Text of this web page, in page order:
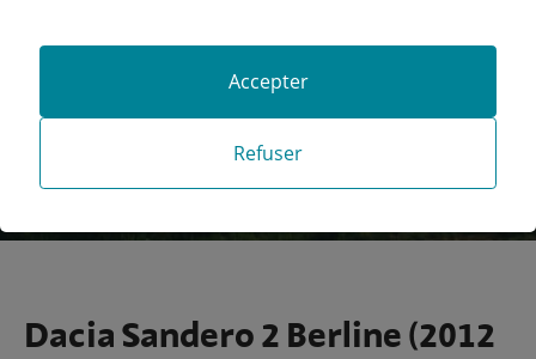
Recherche avancée
Dacia Sandero 2 Berline (2012
Refuser
Accepter